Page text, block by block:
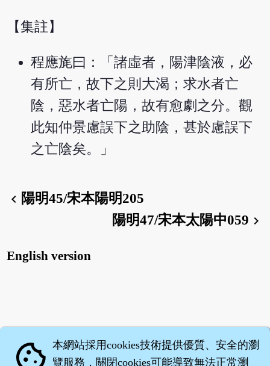
【集註】
程應旄曰：「諸虛者，陽津陰液，必
有所亡，故下之則大渴；求水者亡
陰，惡水者亡陽，故有愈劇之分。觀
此知仲景慮誤下之助陰，甚於慮誤下
之亡陰矣。」
chevron_left 陽明45/宋本陽明205
陽明47/宋本太陽中059 chevron_right
English version
cookie 本網站採用cookies技術提供優質、安全的瀏
覽服務，關閉cookies可能導致無法正常瀏